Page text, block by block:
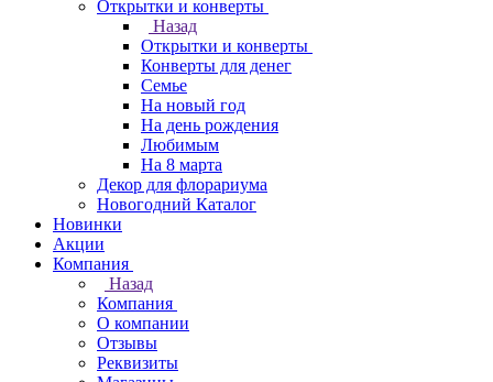
Открытки и конверты
Назад
Открытки и конверты
Конверты для денег
Семье
На новый год
На день рождения
Любимым
На 8 марта
Декор для флорариума
Новогодний Каталог
Новинки
Акции
Компания
Назад
Компания
О компании
Отзывы
Реквизиты